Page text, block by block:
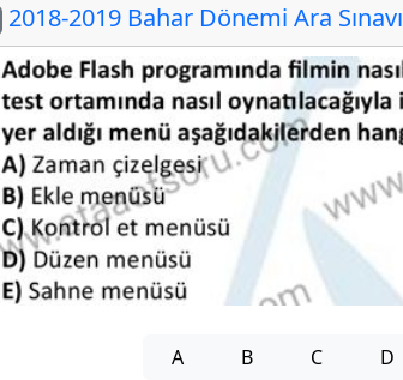
2018-2019 Bahar Dönemi Ara Sınavı
A B C D